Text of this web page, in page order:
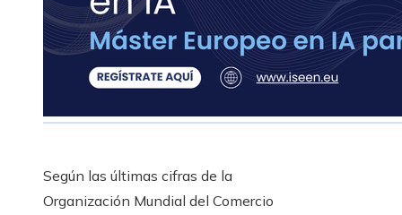
Según las últimas cifras de la
Organización Mundial del Comercio